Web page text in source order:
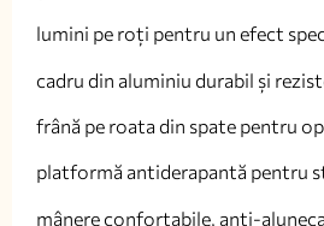
lumini pe roți pentru un efect
cadru din aluminiu durabil și
frână pe roata din spate pentru
platformă antiderapantă pentru
mânere confortabile, anti-